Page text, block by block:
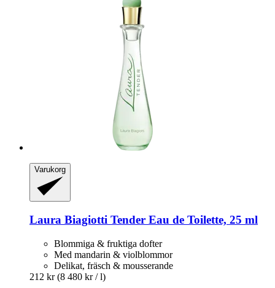
Varukorg
Laura Biagiotti Tender Eau de Toilette, 25 ml
Blommiga & fruktiga dofter
Med mandarin & violblommor
Delikat, fräsch & mousserande
212 kr (8 480 kr / l)